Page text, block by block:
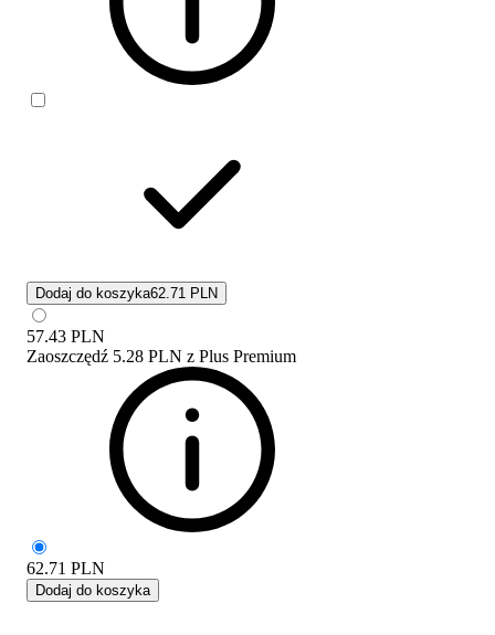
Dodaj do koszyka62.71 PLN
57.43 PLN
Zaoszczędź 5.28 PLN z Plus Premium
62.71 PLN
Dodaj do koszyka